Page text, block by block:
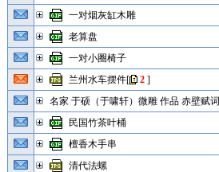
一对烟灰缸木雕
老算盘
一对小圈椅子
兰州水车摆件[ 2]
名家 于硕（于啸轩）微雕 作品 赤壁赋词
民国竹茶叶桶
檀香木手串
清代法螺